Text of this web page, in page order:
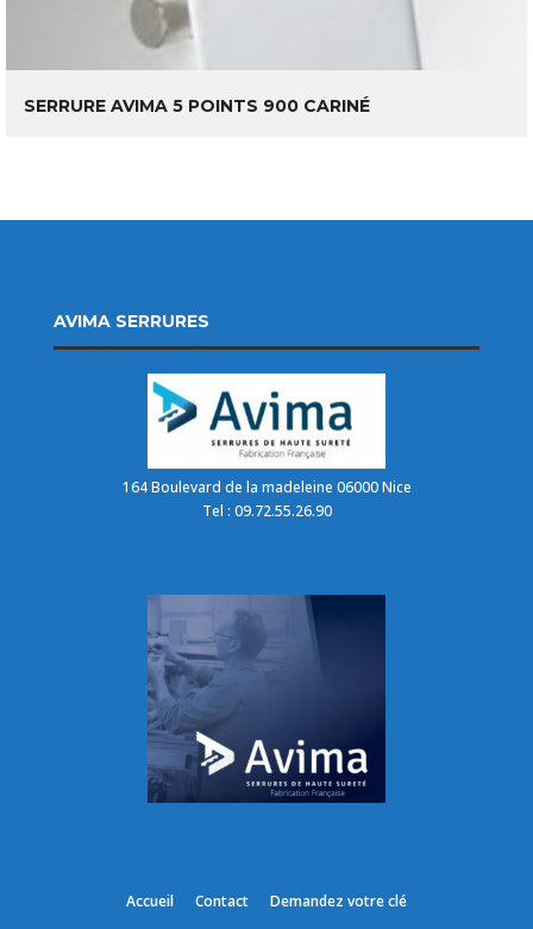
SERRURE AVIMA 5 POINTS 900 CARINÉ
LIRE LA SUITE
AVIMA SERRURES
164 Boulevard de la madeleine 06000 Nice
Tel : 09.72.55.26.90
Accueil Contact Demandez votre clé